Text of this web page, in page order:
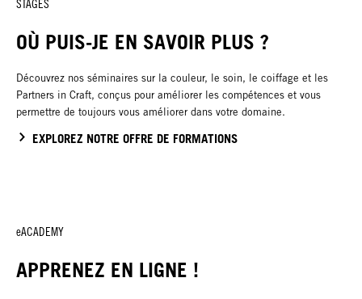
STAGES
OÙ PUIS-JE EN SAVOIR PLUS ?
Découvrez nos séminaires sur la couleur, le soin, le coiffage et les
Partners in Craft, conçus pour améliorer les compétences et vous
permettre de toujours vous améliorer dans votre domaine.
EXPLOREZ NOTRE OFFRE DE FORMATIONS
eACADEMY
APPRENEZ EN LIGNE !